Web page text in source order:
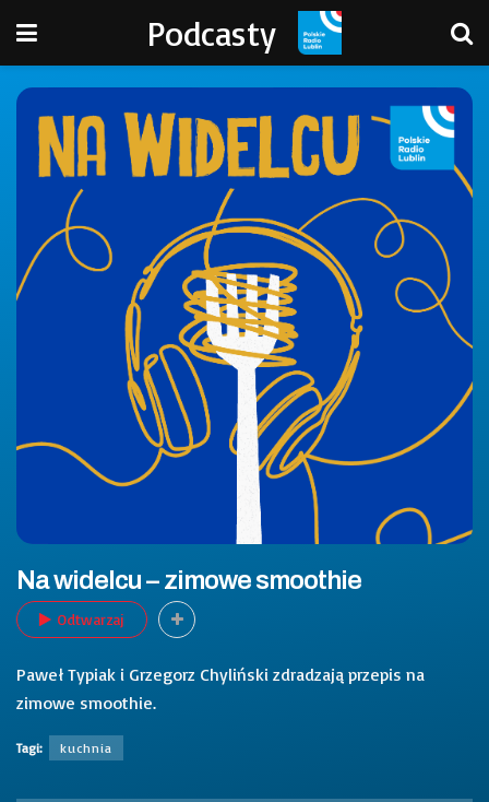
Podcasty
Na widelcu – zimowe smoothie
Odtwarzaj
Paweł Typiak i Grzegorz Chyliński zdradzają przepis na
zimowe smoothie.
Tagi: kuchnia